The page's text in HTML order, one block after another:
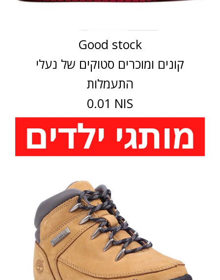
Good stock
קונים ומוכרים סטוקים של נעלי
התעמלות
0.01 NIS